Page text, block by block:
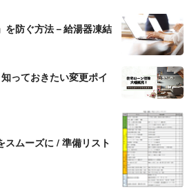
を防ぐ方法－給湯器凍結
っておきたい変更ポイ
スムーズに / 準備リスト